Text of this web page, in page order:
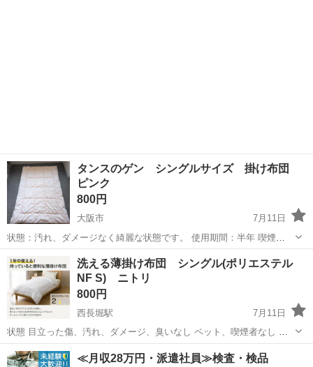
タンスのゲン シングルサイズ 掛け布団
ピンク
800円
大阪市
7月11日
状態：汚れ、ダメージなく綺麗な状態です。 使用期間：半年 喫煙
者・.ペット：なし
大阪 大阪市 寝具
洗える薄掛け布団 シングル(ポリエステル
NF S) ニトリ
800円
西長堀駅
7月11日
状態 目立った傷、汚れ、ダメージ、臭いなし ペット、喫煙者なし 春
夏は1枚、秋冬はお持ちのふとんと組み合わせてオールシーズン使えま
す。 ポイント1 1年中使える！ 持っていると便利な薄掛け布団 夏は一
大阪 大阪市 西長堀駅 寝具 掛け布団
≪月収28万円・派遣社員≫検査・検品